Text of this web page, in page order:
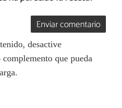
Enviar comentario
desactive
que pueda